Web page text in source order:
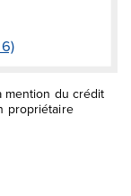
mention du crédit
propriétaire